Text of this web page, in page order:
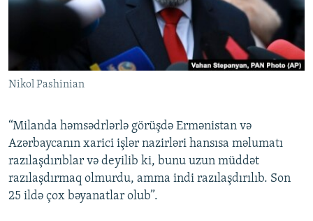
İNFOQRAFIKA
AZƏRBAYCAN ƏDƏBIYYATI KITABXANASI
İZ - MƏDƏNIYYƏT PROQRAMI
MISSIYAMIZ
PEŞƏ ETIKASI VƏ JURNALISTIKA STANDARTLARIMIZ
MATERIALLARIMIZDAN ISTIFADƏ
AZADLIQRADIOSU MOBIL TELEFONUNUZDA
XƏBƏR BÜLLETENLƏRIMIZ
RFE/RL-in bütün saytları
Nikol Pashinian
“Milanda həmsədrlərlə görüşdə Ermənistan və
Azərbaycanın xarici işlər nazirləri hansısa məlumatı
razılaşdırıblar və deyilib ki, bunu uzun müddət
razılaşdırmaq olmurdu, amma indi razılaşdırılıb. Son
25 ildə çox bəyanatlar olub”.